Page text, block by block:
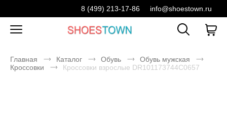
8 (499) 213-17-86 info@shoestown.ru
Главная Каталог Обувь
Обувь мужская
Кроссовки
Кроссовки взрослые DR101173744C0657